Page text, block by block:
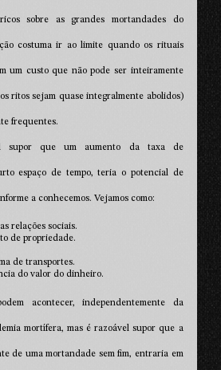
sobre as grandes mortandades do
costuma ir ao limite quando os rituais
um custo que não pode ser inteiramente
ritos sejam quase integralmente abolidos)
frequentes.
supor que um aumento da taxa de
espaço de tempo, teria o potencial de
a conhecemos. Vejamos como:
relações sociais.
de propriedade.
de transportes.
do valor do dinheiro.
acontecer, independentemente da
mortífera, mas é razoável supor que a
de uma mortandade sem fim, entraria em